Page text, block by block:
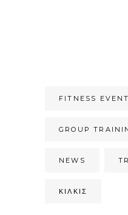
FITNESS EVENT
GROUP
NEWS
ΚΙΛΚΊΣ